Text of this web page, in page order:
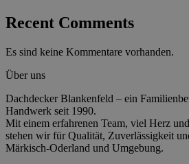
Recent Comments
Es sind keine Kommentare vorhanden.
Über uns
Dachdecker Blankenfeld – ein
Handwerk seit 1990.
Mit einem erfahrenen Team, viel Herz
stehen wir für Qualität, Zuverlässigkeit
Märkisch-Oderland und Umgebung.